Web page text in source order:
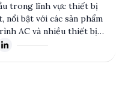
trong lĩnh vực thiết bị
nổi bật với các sản phẩm
AC và nhiều thiết bị
chất lượng và độ chính